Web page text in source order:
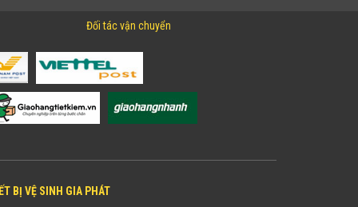
Đối tác vận chuyển
BỊ VỆ SINH GIA PHÁT